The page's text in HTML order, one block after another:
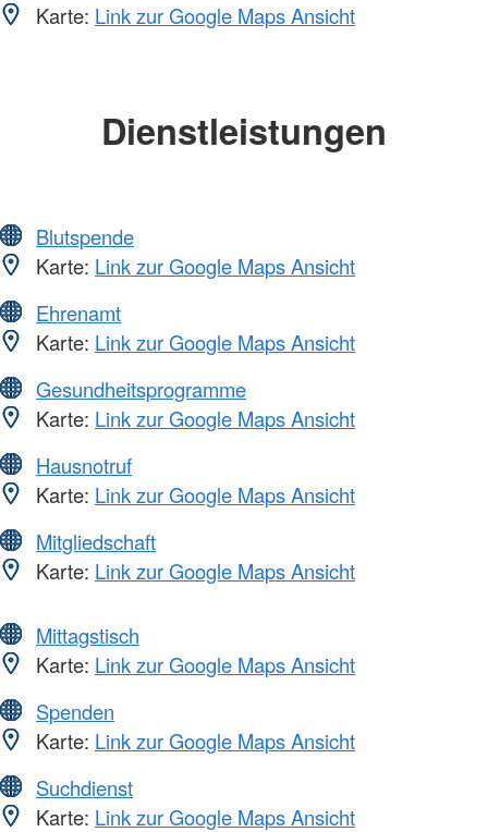
Karte: Link zur Google Maps Ansicht
Dienstleistungen
Blutspende
Karte: Link zur Google Maps Ansicht
Ehrenamt
Karte: Link zur Google Maps Ansicht
Gesundheitsprogramme
Karte: Link zur Google Maps Ansicht
Hausnotruf
Karte: Link zur Google Maps Ansicht
Mitgliedschaft
Karte: Link zur Google Maps Ansicht
Mittagstisch
Karte: Link zur Google Maps Ansicht
Spenden
Karte: Link zur Google Maps Ansicht
Suchdienst
Karte: Link zur Google Maps Ansicht